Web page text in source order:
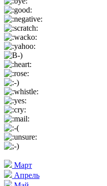
Март
Апрель